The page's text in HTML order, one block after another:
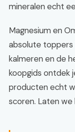
mineralen echt
Magnesium en
absolute toppers
kalmeren en de
koopgids ontdek
producten echt
scoren. Laten we